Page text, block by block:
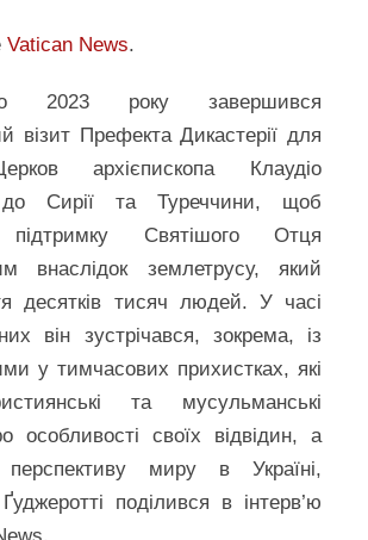
Vatican News.
2023 року завершився
візит Префекта Дикастерії для
архієпископа Клаудіо
до Сирії та Туреччини, щоб
підтримку Святішого Отця
внаслідок землетрусу, який
десятків тисяч людей. У часі
він зустрічався, зокрема, із
у тимчасових прихистках, які
та мусульманські
особливості своїх відвідин, а
миру в Україні,
поділився в інтерв’ю